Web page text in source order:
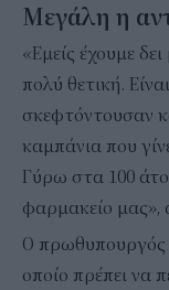
Μεγάλη η
«Εμείς έχουμε
πολύ θετική.
σκεφτόντουσαν
καμπάνια που
Γύρω στα 100
φαρμακείο μας»,
Ο πρωθυπουργός
οποίο πρέπει να